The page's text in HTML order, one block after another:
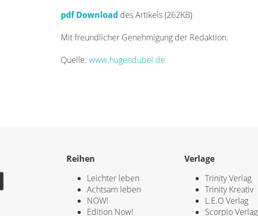
pdf Download des Artikels (262KB)
Mit freundlicher Genehmigung der Redaktion.
Quelle: www.hugendubel.de
Reihen
Leichter leben
Achtsam leben
NOW!
Edition Now!
Verlage
Trinity Verlag
Trinity Kreativ
L.E.O Verlag
Scorpio Verlag